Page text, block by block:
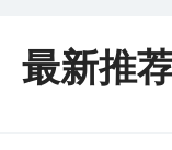
最新推